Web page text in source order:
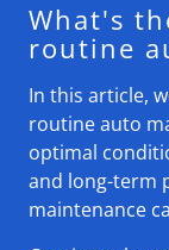
What's
routine
In this article,
routine auto
optimal
and long-term
maintenance